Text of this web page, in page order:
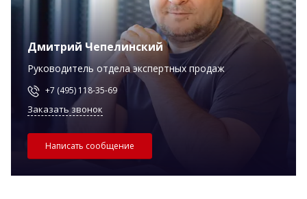
Дмитрий Чепелинский
Руководитель отдела экспертных продаж
+7 (495) 118-35-69
Заказать звонок
Написать сообщение